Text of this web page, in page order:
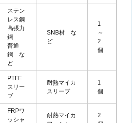
ステン
レス鋼
高張力
鋼
普通
鋼 な
ど
SNB材 な
ど
1
～
2
個
PTFE
スリー
ブ
耐熱マイカ
スリーブ
1
個
FRPワ
ッシャ
耐熱マイカ
2